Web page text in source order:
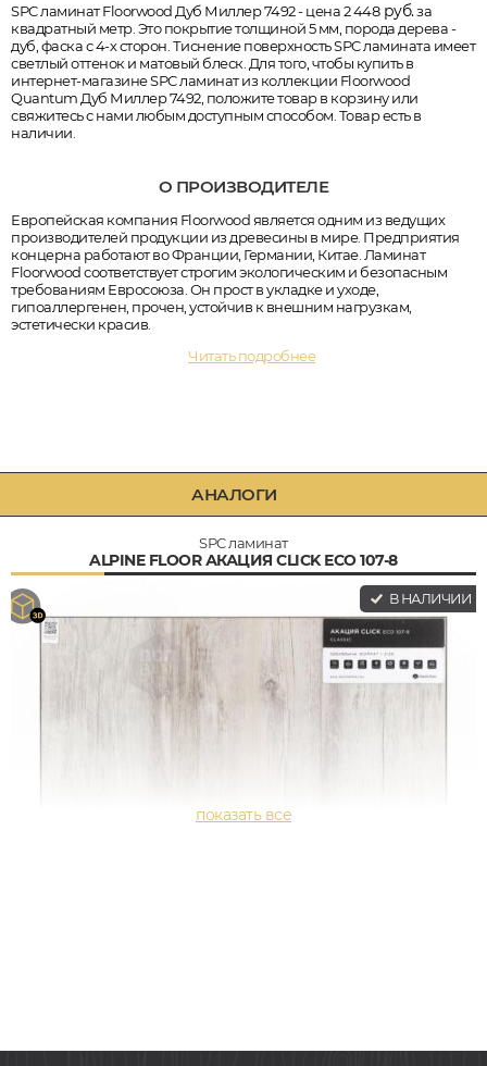
SPC ламинат Floorwood Дуб Миллер 7492 - цена 2 448руб.за
квадратный метр. Это покрытие толщиной 5 мм, порода дерева -
дуб, фаска с 4-х сторон. Тиснение поверхность SPC ламината имеет
светлый оттенок и матовый блеск. Для того, чтобы купить в
интернет-магазине SPC ламинат из коллекции Floorwood
Quantum Дуб Миллер 7492, положите товар в корзину или
свяжитесь с нами любым доступным способом. Товар есть в
наличии.
О ПРОИЗВОДИТЕЛЕ
Европейская компания Floorwood является одним из ведущих
производителей продукции из древесины в мире. Предприятия
концерна работают во Франции, Германии, Китае. Ламинат
Floorwood соответствует строгим экологическим и безопасным
требованиям Евросоюза. Он прост в укладке и уходе,
гипоаллергенен, прочен, устойчив к внешним нагрузкам,
эстетически красив.
Читать подробнее
АНАЛОГИ
SPC ламинат
ALPINE FLOOR АКАЦИЯ CLICK ЕСО 107-8
В НАЛИЧИИ